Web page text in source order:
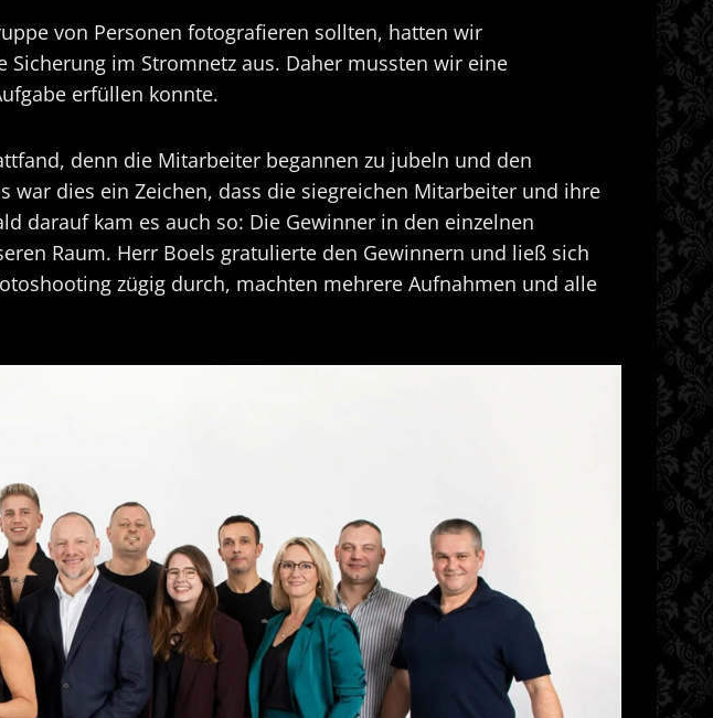
von Personen fotografieren sollten, hatten wir
im Stromnetz aus. Daher mussten wir eine
erfüllen konnte.
denn die Mitarbeiter begannen zu jubeln und den
war dies ein Zeichen, dass die siegreichen Mitarbeiter und ihre
darauf kam es auch so: Die Gewinner in den einzelnen
Raum. Herr Boels gratulierte den Gewinnern und ließ sich
zügig durch, machten mehrere Aufnahmen und alle